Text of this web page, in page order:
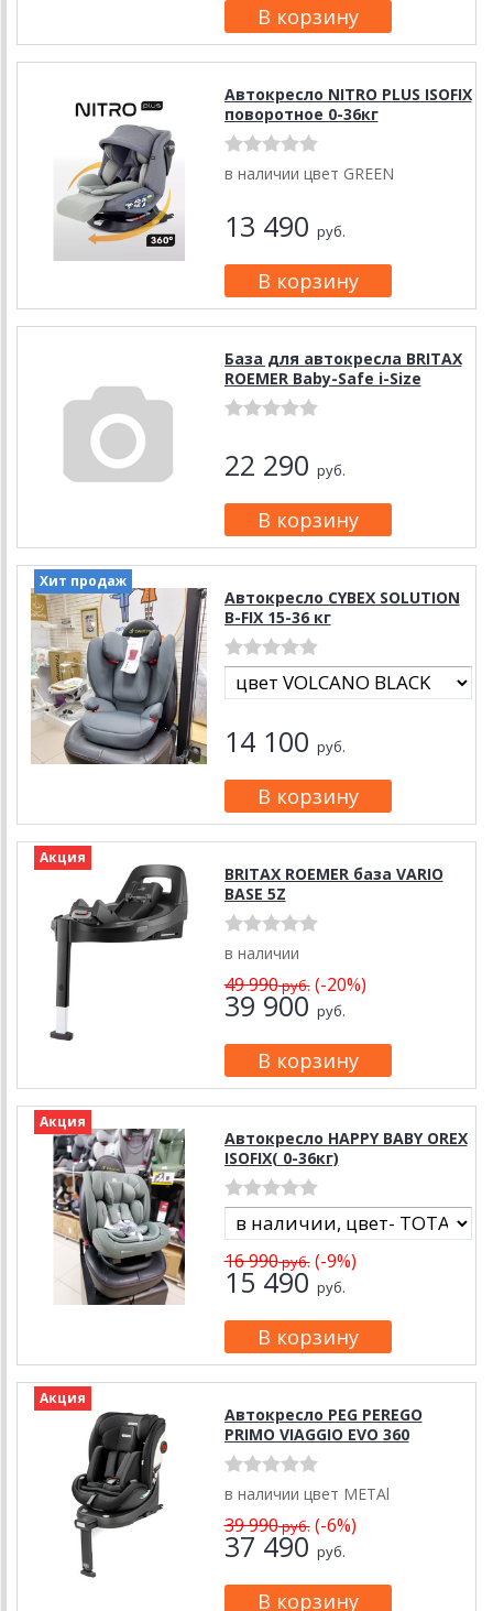
Автокресло NITRO PLUS ISOFIX
поворотное 0-36кг
в наличии цвет GREEN
13 490 руб.
База для автокресла BRITAX
ROEMER Baby-Safe i-Size
22 290 руб.
Хит продаж
Автокресло CYBEX SOLUTION
B-FIX 15-36 кг
14 100 руб.
Акция
BRITAX ROEMER база VARIO
BASE 5Z
в наличии
49 990руб.(-20%)
39 900руб.
Акция
Автокресло HAPPY BABY OREX
ISOFIX( 0-36кг)
16 990руб.(-9%)
15 490руб.
Акция
Автокресло PEG PEREGO
PRIMO VIAGGIO EVO 360
в наличии цвет METAl
39 990руб.(-6%)
37 490руб.